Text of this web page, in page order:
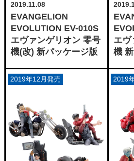
2019.11.08
EVANGELION
EVOLUTION EV-010S
エヴァンゲリオン 零号
機(改) 新パッケージ版
エヴ
機
2019年12月発売 2019